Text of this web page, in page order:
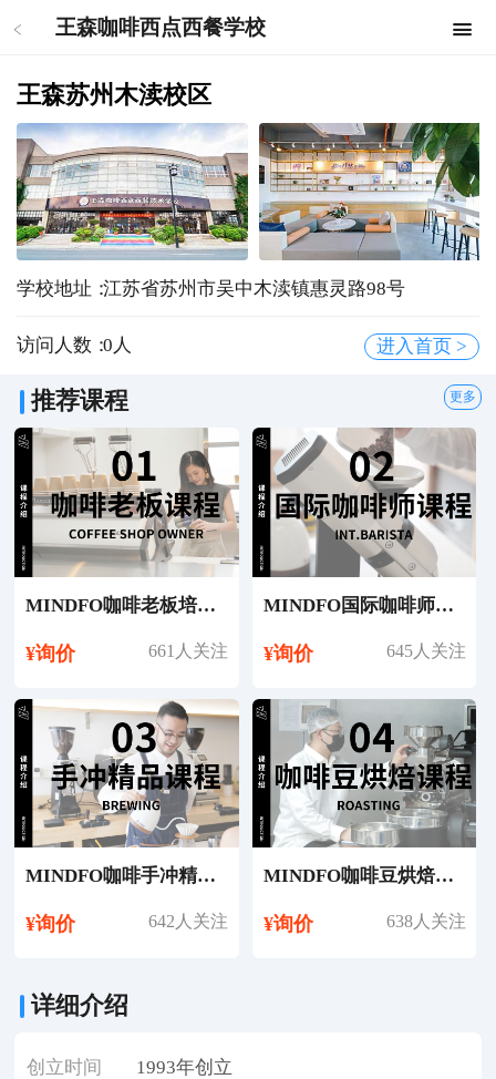
王森咖啡西点西餐学校
王森苏州木渎校区
学校地址：江苏省苏州市吴中木渎镇惠灵路98号
访问人数：
0 人 进入首页 >
推荐课程 更多
MINDFO咖啡老板培训课程
¥询价 661人关注
MINDFO国际咖啡师培训课程
¥询价 645人关注
MINDFO咖啡手冲精品课程
¥询价 642人关注
MINDFO咖啡豆烘焙课程
¥询价 638人关注
详细介绍
创立时间 1993年创立